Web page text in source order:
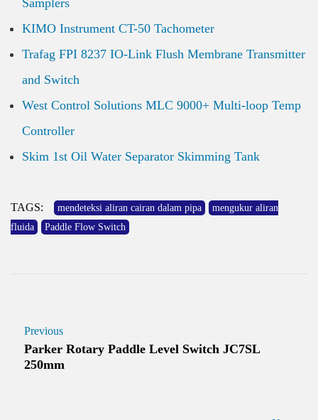
Samplers
KIMO Instrument CT-50 Tachometer
Trafag FPI 8237 IO-Link Flush Membrane Transmitter
and Switch
West Control Solutions MLC 9000+ Multi-loop Temp
Controller
Skim 1st Oil Water Separator Skimming Tank
TAGS: mendeteksi aliran cairan dalam pipa
mengukur aliran
fluida
Paddle Flow Switch
Previous
Parker Rotary Paddle Level Switch JC7SL
250mm